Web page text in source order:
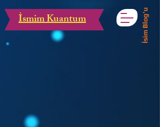
İsmim Kuantum İsim Blog'u